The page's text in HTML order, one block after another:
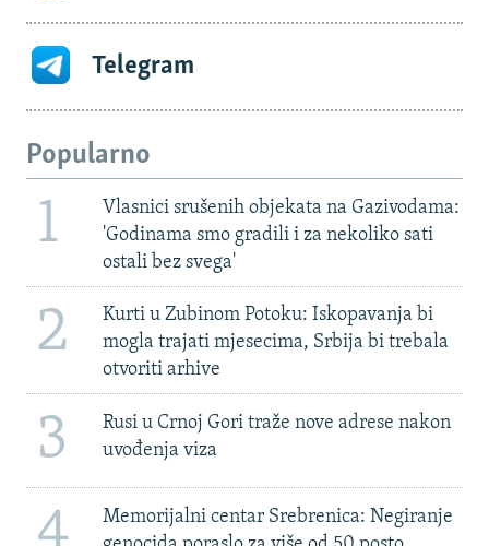
Telegram
Popularno
1
Vlasnici srušenih objekata na Gazivodama:
'Godinama smo gradili i za nekoliko sati
ostali bez svega'
2
Kurti u Zubinom Potoku: Iskopavanja bi
mogla trajati mjesecima, Srbija bi trebala
otvoriti arhive
3
Rusi u Crnoj Gori traže nove adrese nakon
uvođenja viza
Memorijalni centar Srebrenica: Negiranje